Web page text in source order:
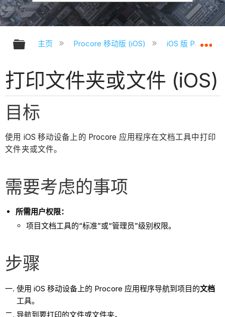
扩展/隐缩全局层次
主页 Procore 移动版 (iOS) iOS 版 Procore
打印文件夹或文件 (iOS)
目标
使用 iOS 移动设备上的 Procore 应用程序在文档工具中打印
文件夹或文件。
需要考虑的事项
所需用户权限：
项目文档工具的“标准”或“管理员”级别权限。
步骤
使用 iOS 移动设备上的 Procore 应用程序导航到项目的文档
工具。
导航到要打印的文件或文件夹。